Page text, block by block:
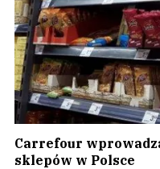
Carrefour
sklepów w Polsce